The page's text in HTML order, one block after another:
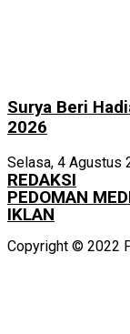
Surya Beri
2026
Selasa, 4 Agustus
REDAKSI
PEDOMAN
IKLAN
Copyright © 2022